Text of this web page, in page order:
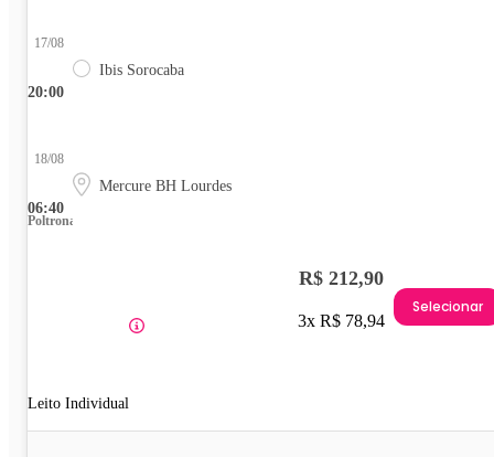
20:00
17/08
Ibis Sorocaba
06:40
18/08
Mercure BH Lourdes
Poltrona
Leito Individual
R$ 212,90
3x R$ 78,94
Selecionar